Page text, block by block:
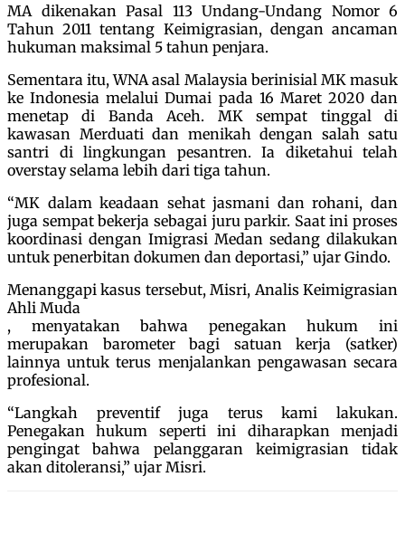
MA dikenakan Pasal 113 Undang-Undang Nomor 6
Tahun 2011 tentang Keimigrasian, dengan ancaman
hukuman maksimal 5 tahun penjara.
Sementara itu, WNA asal Malaysia berinisial MK masuk
ke Indonesia melalui Dumai pada 16 Maret 2020 dan
menetap di Banda Aceh. MK sempat tinggal di
kawasan Merduati dan menikah dengan salah satu
santri di lingkungan pesantren. Ia diketahui telah
overstay selama lebih dari tiga tahun.
“MK dalam keadaan sehat jasmani dan rohani, dan
juga sempat bekerja sebagai juru parkir. Saat ini proses
koordinasi dengan Imigrasi Medan sedang dilakukan
untuk penerbitan dokumen dan deportasi,” ujar Gindo.
Menanggapi kasus tersebut, Misri, Analis Keimigrasian
Ahli Muda
, menyatakan bahwa penegakan hukum ini
merupakan barometer bagi satuan kerja (satker)
lainnya untuk terus menjalankan pengawasan secara
profesional.
“Langkah preventif juga terus kami lakukan.
Penegakan hukum seperti ini diharapkan menjadi
pengingat bahwa pelanggaran keimigrasian tidak
akan ditoleransi,” ujar Misri.